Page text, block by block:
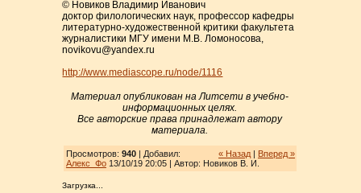
© Новиков Владимир Иванович
доктор филологических наук, профессор кафедры
литературно-художественной критики факультета
журналистики МГУ имени М.В. Ломоносова,
novikovu@yandex.ru
http://www.mediascope.ru/node/1116
Материал опубликован на Литсети в учебно-
информационных целях.
Все авторские права принадлежат автору
материала.
« Назад | Вперед »
Просмотров: 940| Добавил:
Алекс_Фо13/10/19 20:05 | Автор: Новиков В. И.
Загрузка...